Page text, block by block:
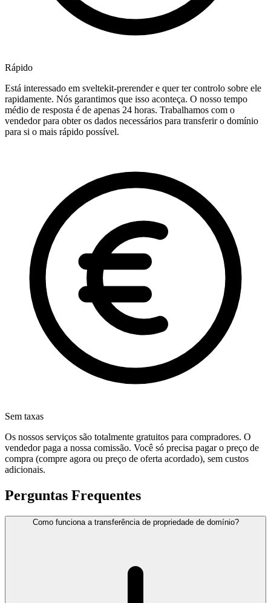
Rápido
Está interessado em sveltekit-prerender e quer ter controlo sobre ele
rapidamente. Nós garantimos que isso aconteça. O nosso tempo
médio de resposta é de apenas 24 horas. Trabalhamos com o
vendedor para obter os dados necessários para transferir o domínio
para si o mais rápido possível.
Sem taxas
Os nossos serviços são totalmente gratuitos para compradores. O
vendedor paga a nossa comissão. Você só precisa pagar o preço de
compra (compre agora ou preço de oferta acordado), sem custos
adicionais.
Perguntas Frequentes
Como funciona a transferência de propriedade de domínio?